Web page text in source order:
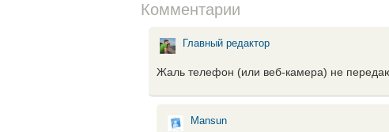
Комментарии
Главный редактор
Жаль телефон (или веб-камера) не
Mansun